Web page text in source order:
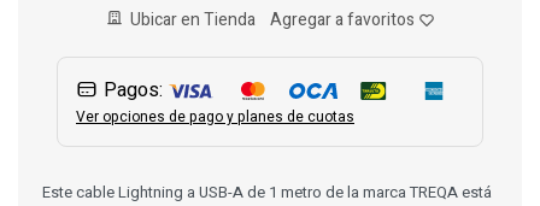
Ubicar en Tienda
Pagos:
Ver opciones de pago y planes de cuotas
Este cable Lightning a USB-A de 1 metro de la marca TREQA está
Varios